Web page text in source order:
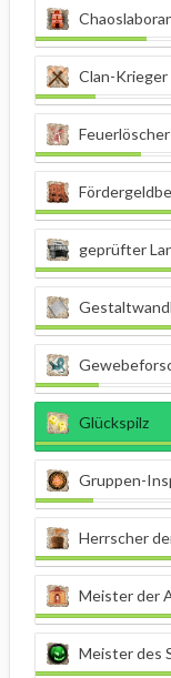
Clan-Krieger
geprüfter
Glückspilz
Gruppen-
Herrscher
Meister der
Meister des